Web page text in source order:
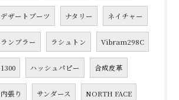
デザートブーツ ナタリー ネイチャー
ランブラー ラシュトン Vibram298C
1300 ハッシュパピー 合成皮革
内張り サンダース NORTH FACE